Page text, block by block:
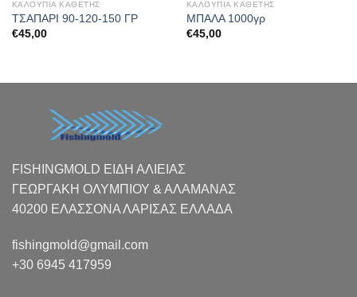
ΚΑΛΟΥΠΙΑ ΚΑΘΕΤΗΣ
ΤΣΑΠΑΡΙ 90-120-150 ΓΡ
€45,00
ΚΑΛΟΥΠΙΑ ΚΑΘΕΤΗΣ
ΜΠΑΛΑ 1000γρ
€45,00
FISHINGMOLD ΕΙΔΗ ΑΛΙΕΙΑΣ
ΓΕΩΡΓΑΚΗ ΟΛΥΜΠΙΟΥ & ΑΛΑΜΑΝΑΣ
40200 ΕΛΑΣΣΟΝΑ ΛΑΡΙΣΑΣ EΛΛΑΔΑ
fishingmold@gmail.com
+30 6945 417959